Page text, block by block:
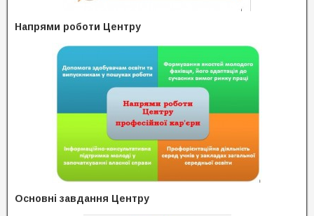
Напрями роботи Центру
Основні завдання Центру